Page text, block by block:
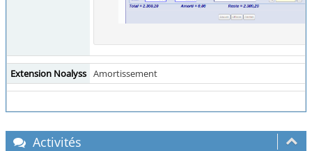
Extension Noalyss Amortissement
Activités